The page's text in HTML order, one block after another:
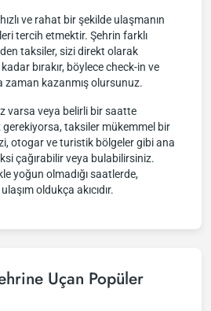
ve rahat bir şekilde ulaşmanın
tercih etmektir. Şehrin farklı
taksiler, sizi direkt olarak
kadar bırakır, böylece check-in ve
zaman kazanmış olursunuz.
varsa veya belirli bir saatte
gerekiyorsa, taksiler mükemmel bir
otogar ve turistik bölgeler gibi ana
çağırabilir veya bulabilirsiniz.
yoğun olmadığı saatlerde,
oldukça akıcıdır.
Uçan Popüler